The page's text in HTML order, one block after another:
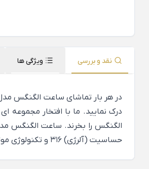
نقد و بررسی ویژگی ها
درک نمایید. ما با افتخار
حساسیت (آلرژی) 316 و تکنولوژی موتور ساخت سوییس ETA F05.111 همراه با شیشه Sapphire (ضد خش) می باشد. سایز بند این مدل از ساعت الگنگس 22mm و قطر قاب ساعت 42mm است.